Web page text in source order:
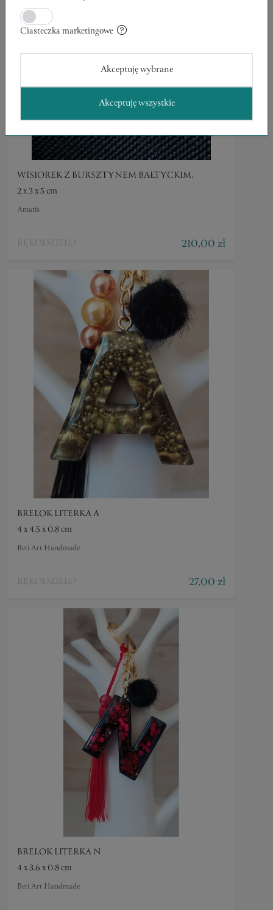
WISIOREK Z BURSZTYNEM BAŁTYCKIM.
2 x 3 x 5 cm
Amatis
RĘKODZIEŁO 210,00 zł
BRELOK LITERKA A
4 x 4.5 x 0.8 cm
Beti Art Handmade
RĘKODZIEŁO 27,00 zł
BRELOK LITERKA N
4 x 3.6 x 0.8 cm
Beti Art Handmade
Ciasteczka marketingowe
Akceptuję wybrane
Akceptuję wszystkie